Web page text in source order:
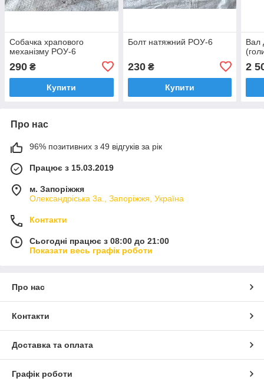
Собачка храпового
механізму РОУ-6
290 ₴
Купити
Болт натяжний РОУ-6
230₴
Купити
Вал
2
Про нас
96% позитивних з 49 відгуків за рік
Працює з 15.03.2019
м. Запоріжжя
Олександріська 3а., Запоріжжя, Україна
Контакти
Сьогодні працює з 08:00 до 21:00
Показати весь графік роботи
Про нас
Контакти
Доставка та оплата
Графік роботи